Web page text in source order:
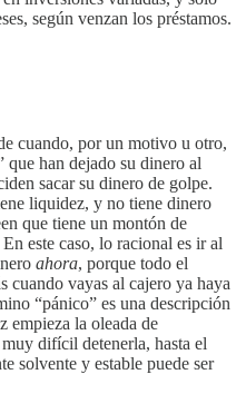
según venzan los préstamos.
cuando, por un motivo u otro,
que han dejado su dinero al
sacar su dinero de golpe.
liquidez, y no tiene dinero
que tiene un montón de
este caso, lo racional es ir al
ahora, porque todo el
cuando vayas al cajero ya haya
“pánico” es una descripción
empieza la oleada de
difícil detenerla, hasta el
solvente y estable puede ser